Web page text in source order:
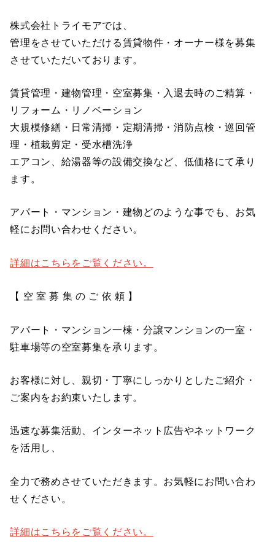
株式会社トライモアでは、
管理をさせていただける賃貸物件・オーナー様を募集
させていただいております。
賃貸管理・建物管理・空室募集・入退去時のご精算・
リフォーム・リノベーション
大規模修繕・日常清掃・定期清掃・消防点検・巡回管
理・植栽剪定・受水槽洗浄
エアコン、給湯器等の設備交換など、低価格にて承り
ます。
アパート・マンション・建物どのような事でも、お気
軽にお問い合わせください。
詳細はこちらをご覧ください。
【 空 室 募 集 の ご 依 頼 】
アパート・マンション一棟・分譲マンションの一室・
駐車場等の空室募集を承ります。
お客様に対し、親切・丁寧にしっかりとしたご紹介・
ご案内をお約束いたします。
迅速な募集活動、インターネット広告やネットワーク
を活用し、
全力で務めさせていただきます。お気軽にお問い合わ
せください。
詳細はこちらをご覧ください。